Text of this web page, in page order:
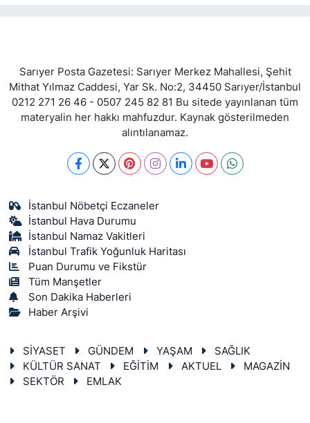
Sarıyer Posta Gazetesi: Sarıyer Merkez Mahallesi, Şehit
Mithat Yılmaz Caddesi, Yar Sk. No:2, 34450 Sarıyer/İstanbul
0212 271 26 46 - 0507 245 82 81 Bu sitede yayınlanan tüm
materyalin her hakkı mahfuzdur. Kaynak gösterilmeden
alıntılanamaz.
İstanbul Nöbetçi Eczaneler
İstanbul Hava Durumu
İstanbul Namaz Vakitleri
İstanbul Trafik Yoğunluk Haritası
Puan Durumu ve Fikstür
Tüm Manşetler
Son Dakika Haberleri
Haber Arşivi
SİYASET GÜNDEM YAŞAM
SAĞLIK
KÜLTÜR SANAT
EĞİTİM AKTUEL
MAGAZİN
SEKTÖR
EMLAK